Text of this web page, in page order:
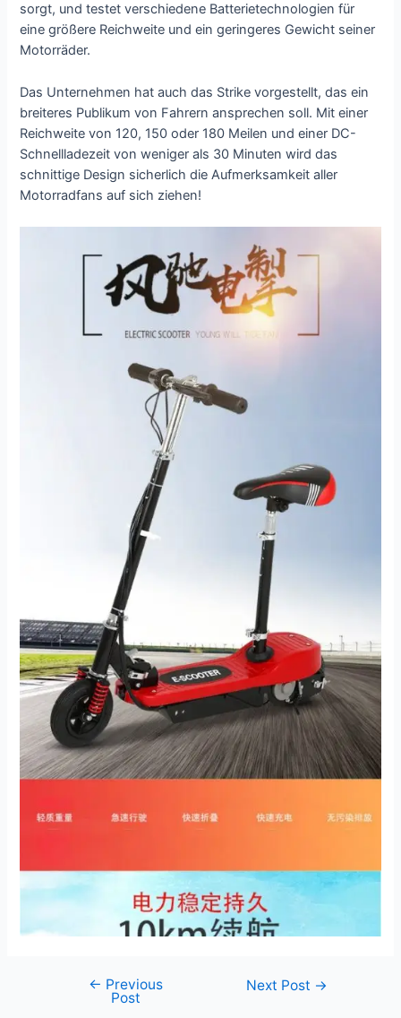
sorgt, und testet verschiedene Batterietechnologien für
eine größere Reichweite und ein geringeres Gewicht seiner
Motorräder.
Das Unternehmen hat auch das Strike vorgestellt, das ein
breiteres Publikum von Fahrern ansprechen soll. Mit einer
Reichweite von 120, 150 oder 180 Meilen und einer DC-
Schnellladezeit von weniger als 30 Minuten wird das
schnittige Design sicherlich die Aufmerksamkeit aller
Motorradfans auf sich ziehen!
navigation
← Previous
Post
Next Post →